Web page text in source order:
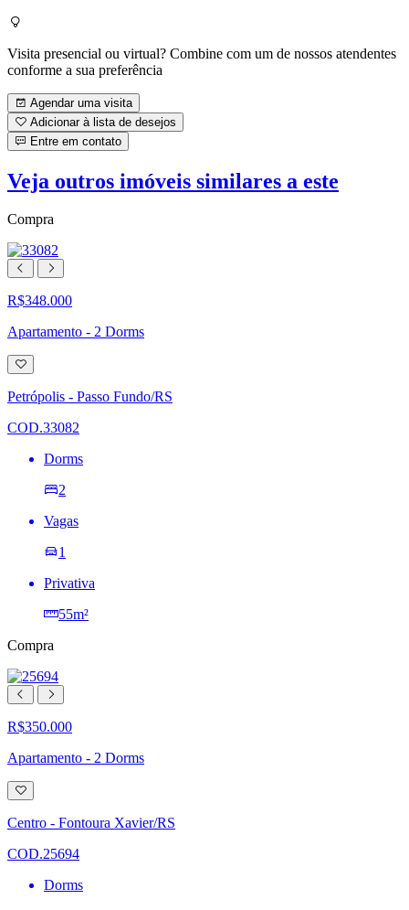
Visita presencial ou virtual? Combine com um de nossos atendentes
conforme a sua preferência
Agendar uma visita
Adicionar à lista de desejos
Entre em contato
Veja outros imóveis similares a este
Compra
R$348.000
Apartamento - 2 Dorms
Adicionar
à
lista
de
Petrópolis - Passo Fundo/RS
COD.33082
Dorms
2
Vagas
1
Privativa
55m²
Compra
R$350.000
Apartamento - 2 Dorms
Adicionar
à
lista
de
Centro - Fontoura Xavier/RS
COD.25694
Dorms